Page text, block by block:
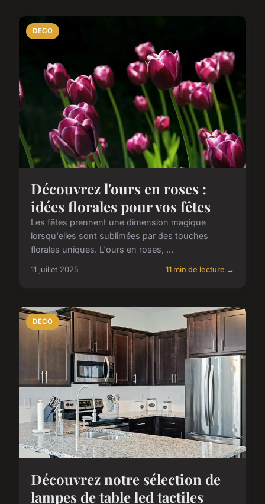
DECO
Découvrez l'ours en roses :
idées florales pour vos fêtes
Les fêtes prennent une dimension magique
lorsqu'elles sont sublimées par des touches
florales uniques. L'ours en roses, ...
11 juillet 2025 11 min de lecture →
DECO
Découvrez notre sélection de
lampes de table led tactiles